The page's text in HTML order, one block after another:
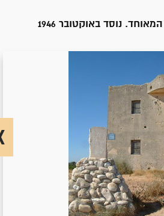
נוסד באוקטובר 1946